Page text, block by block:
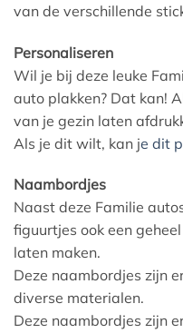
van de verschillende
Personaliseren
Wil je bij deze leuke
auto plakken? Dat kan!
van je gezin laten
Als je dit wilt, kan je dit
Naambordjes
Naast deze Familie
figuurtjes ook een
laten maken.
Deze naambordjes zijn
diverse materialen.
Deze naambordjes zijn